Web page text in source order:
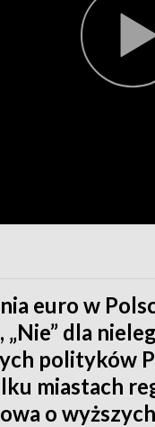
euro w
„Nie” dla
polityków
miastach
o